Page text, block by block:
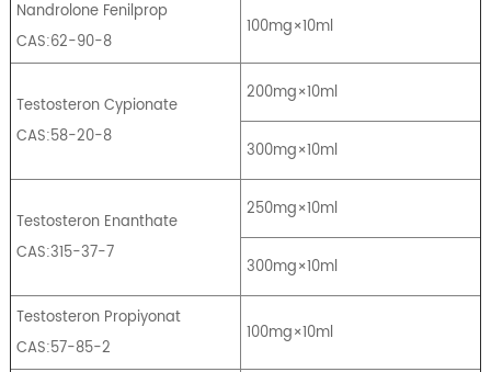
Nandrolone Fenilprop
CAS:62-90-8
100mg×10ml
Testosteron Cypionate
CAS:58-20-8
200mg×10ml
300mg×10ml
Testosteron Enanthate
CAS:315-37-7
250mg×10ml
300mg×10ml
Testosteron Propiyonat
CAS:57-85-2
100mg×10ml